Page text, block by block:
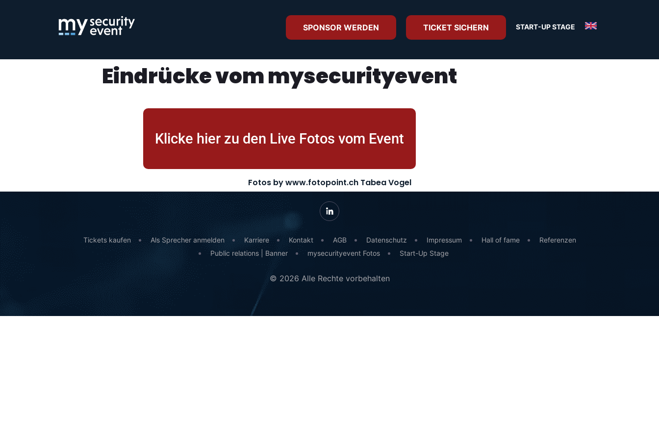
SPONSOR WERDEN TICKET SICHERN START-UP STAGE
Eindrücke vom mysecurityevent
Klicke hier zu den Live Fotos vom Event
Fotos by www.fotopoint.ch Tabea Vogel
Tickets kaufen Als Sprecher anmelden Karriere Kontakt AGB Datenschutz Impressum Hall of fame
Referenzen
Public relations | Banner
mysecurityevent Fotos Start-Up Stage
© 2026 Alle Rechte vorbehalten